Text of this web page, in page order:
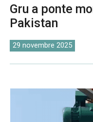
Gru a ponte
Pakistan
29 novembre 2025
বাংলা
فارسی
Pilipino
اردو
Čeština
Беларуская мова